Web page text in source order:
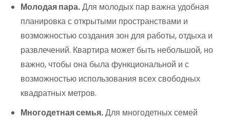
Молодая пара.Для молодых пар важна удобная
планировка с открытыми пространствами и
возможностью создания зон для работы, отдыха и
развлечений. Квартира может быть небольшой, но
важно, чтобы она была функциональной и с
возможностью использования всех свободных
квадратных метров.
Многодетная семья.Для многодетных семей